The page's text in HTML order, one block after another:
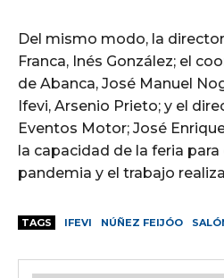
Del mismo modo, la
Franca, Inés González; el
de Abanca, José Manuel
Ifevi, Arsenio Prieto; y el
Eventos Motor; José
la capacidad de la feria
pandemia y el trabajo
TAGS IFEVI NÚÑEZ FEIJÓO